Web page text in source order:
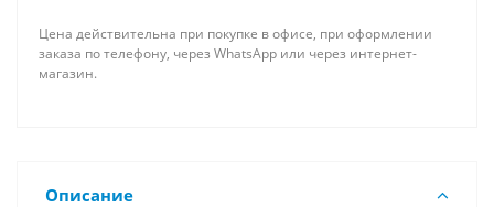
Цена действительна при покупке в офисе, при оформлении
заказа по телефону, через WhatsApp или через интернет-
магазин.
Описание